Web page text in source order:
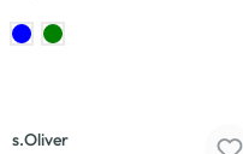
s.Oliver